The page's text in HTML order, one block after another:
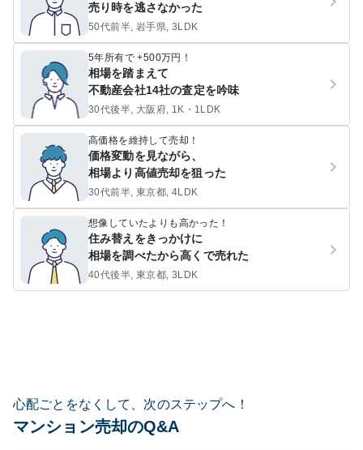
売り時を逃さなかった
50代前半, 岩手県, 3LDK
5年所有で +500万円！
相場を踏まえて
不動産会社14社の査定を吟味
30代後半, 大阪府, 1K・1LDK
高価格を維持して売却！
価格変動を見ながら、
相場より高値売却を狙った
30代前半, 東京都, 4LDK
想像していたよりも高かった！
住み替えをきっかけに
相場を調べたから高くで売れた
40代後半, 東京都, 3LDK
心配ごとをなくして、次のステップへ！
マンション売却のQ&A